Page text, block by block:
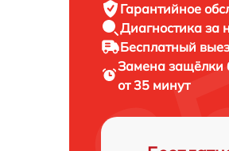
Гарантийное
Диагностика за
Бесплатный
Замена защёлки
от 35 минут